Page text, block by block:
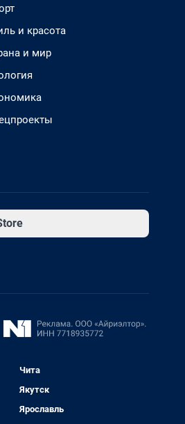
и красота
и мир
Чита
Якутск
Ярославль